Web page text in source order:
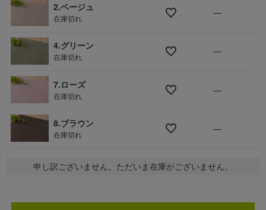
2.ベージュ
在庫切れ
—
4.グリーン
在庫切れ
—
7.ローズ
在庫切れ
—
8.ブラウン
在庫切れ
—
申し訳ございません。ただいま在庫がございません。